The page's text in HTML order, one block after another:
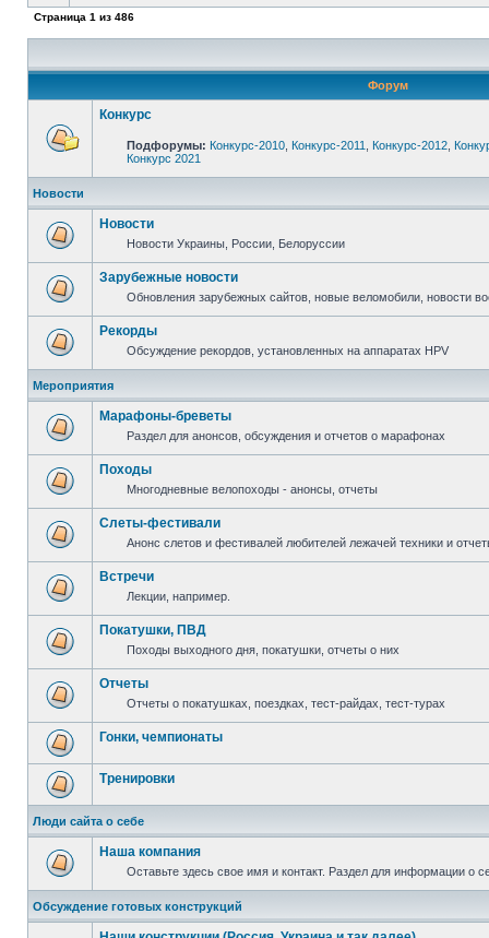
Страница 1 из 486
Форум
Конкурс
Подфорумы: Конкурс-2010 Конкурс-2011 Конкурс-2012
Конкурс 2021
Новости
Новости
Новости Украины, России, Белоруссии
Зарубежные новости
Обновления зарубежных сайтов, новые веломобили, новости
Рекорды
Обсуждение рекордов, установленных на аппаратах HPV
Мероприятия
Марафоны-бреветы
Раздел для анонсов, обсуждения и отчетов о марафонах
Походы
Многодневные велопоходы - анонсы, отчеты
Слеты-фестивали
Анонс слетов и фестивалей любителей лежачей техники и
Встречи
Лекции, например.
Покатушки, ПВД
Походы выходного дня, покатушки, отчеты о них
Отчеты
Отчеты о покатушках, поездках, тест-райдах, тест-турах
Гонки, чемпионаты
Тренировки
Люди сайта о себе
Наша компания
Оставьте здесь свое имя и контакт. Раздел для информации о
Обсуждение готовых конструкций